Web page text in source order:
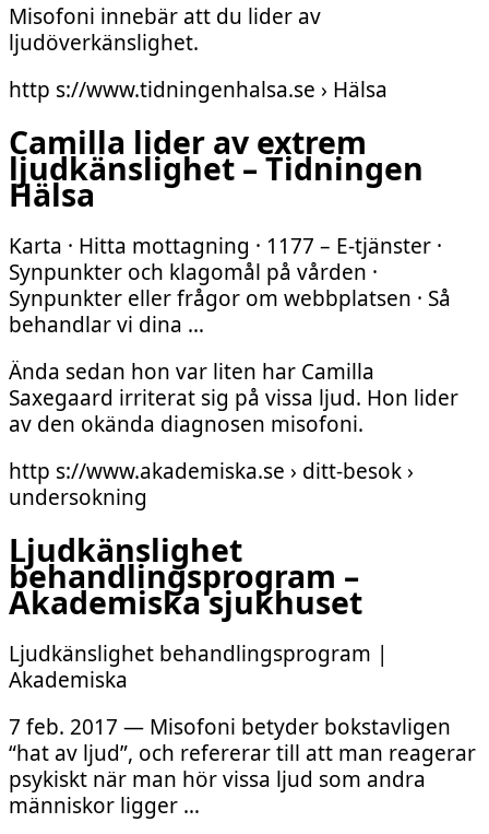
Misofoni innebär att du lider av
ljudöverkänslighet.
http s://www.tidningenhalsa.se › Hälsa
Camilla lider av extrem
ljudkänslighet – Tidningen
Hälsa
Karta · Hitta mottagning · 1177 – E-tjänster ·
Synpunkter och klagomål på vården ·
Synpunkter eller frågor om webbplatsen · Så
behandlar vi dina …
Ända sedan hon var liten har Camilla
Saxegaard irriterat sig på vissa ljud. Hon lider
av den okända diagnosen misofoni.
http s://www.akademiska.se › ditt-besok ›
undersokning
Ljudkänslighet
behandlingsprogram –
Akademiska sjukhuset
Ljudkänslighet behandlingsprogram |
Akademiska
7 feb. 2017 — Misofoni betyder bokstavligen
“hat av ljud”, och refererar till att man reagerar
psykiskt när man hör vissa ljud som andra
människor ligger …